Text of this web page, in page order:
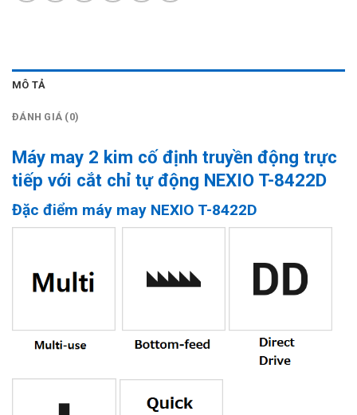
MÔ TẢ
ĐÁNH GIÁ (0)
Máy may 2 kim cố định truyền động trực
tiếp với cắt chỉ tự động NEXIO T-8422D
Đặc điểm máy may NEXIO T-8422D